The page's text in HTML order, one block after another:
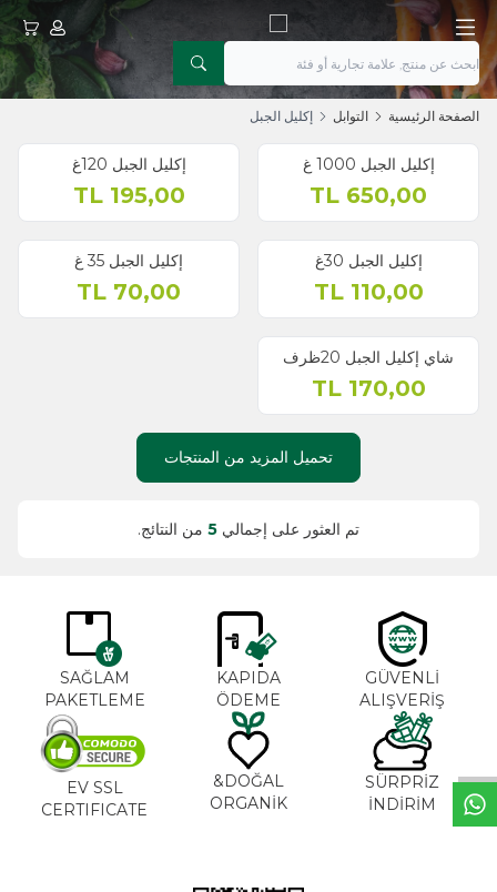
حسابيعربتي
الصفحة الرئيسية التوابل إكليل الجبل
إكليل الجبل 1000 غ
650,00
إكليل الجبل 120غ
195,00
TL
إكليل الجبل 30غ
110,00
TL
إكليل الجبل 35 غ
70,00
شاي إكليل الجبل 20ظرف
170,00
TL
تحميل المزيد من المنتجات
تم العثور على إجمالي 5 من النتائج.
GÜVENLİ
ALIŞVERİŞ
KAPIDA
ÖDEME
SAĞLAM
PAKETLEME
SÜRPRİZ
İNDİRİM
DOĞAL&
ORGANİK
EV SSL
CERTIFICATE